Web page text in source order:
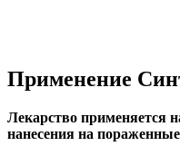
Применение
Лекарство применяется
нанесения на